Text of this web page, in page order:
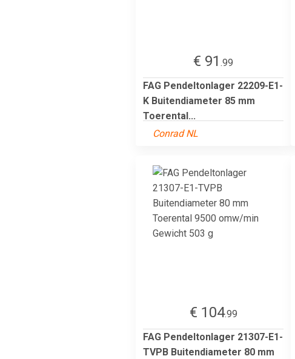
€ 91 .99
FAG Pendeltonlager 22209-E1-
K Buitendiameter 85 mm
Toerental...
Conrad NL
€ 104.99
FAG Pendeltonlager 21307-E1-
TVPB Buitendiameter 80 mm